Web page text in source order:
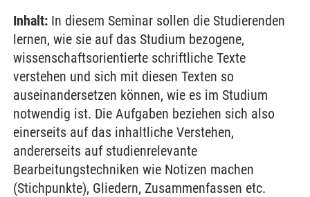
Inhalt: In diesem Seminar sollen die Studierenden
lernen, wie sie auf das Studium bezogene,
wissenschaftsorientierte schriftliche Texte
verstehen und sich mit diesen Texten so
auseinandersetzen können, wie es im Studium
notwendig ist. Die Aufgaben beziehen sich also
einerseits auf das inhaltliche Verstehen,
andererseits auf studienrelevante
Bearbeitungstechniken wie Notizen machen
(Stichpunkte), Gliedern, Zusammenfassen etc.